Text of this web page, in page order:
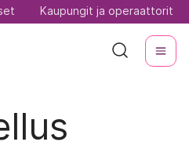
Kaupungit ja operaattorit
Kaupungit ja operaattorit